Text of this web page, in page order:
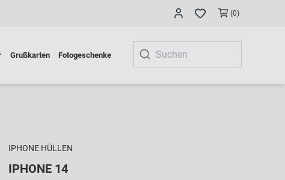
(0)
Grußkarten Fotogeschenke
IPHONE HÜLLEN
IPHONE 14